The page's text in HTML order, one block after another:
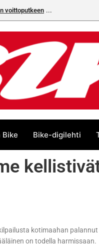
voittoputkeen
Bike Bike-digilehti
kotimaahan
on todella harmissaan.